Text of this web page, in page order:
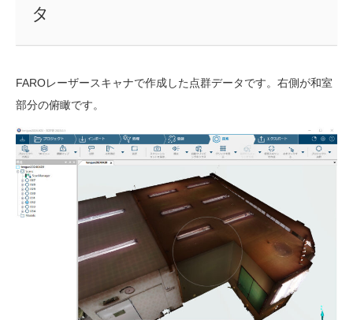
タ
FAROレーザースキャナで作成した点群データです。右側が和室
部分の俯瞰です。